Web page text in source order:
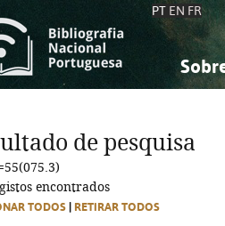
PT EN FR
de pesquisa
encontrados
TODOS RETIRAR TODOS